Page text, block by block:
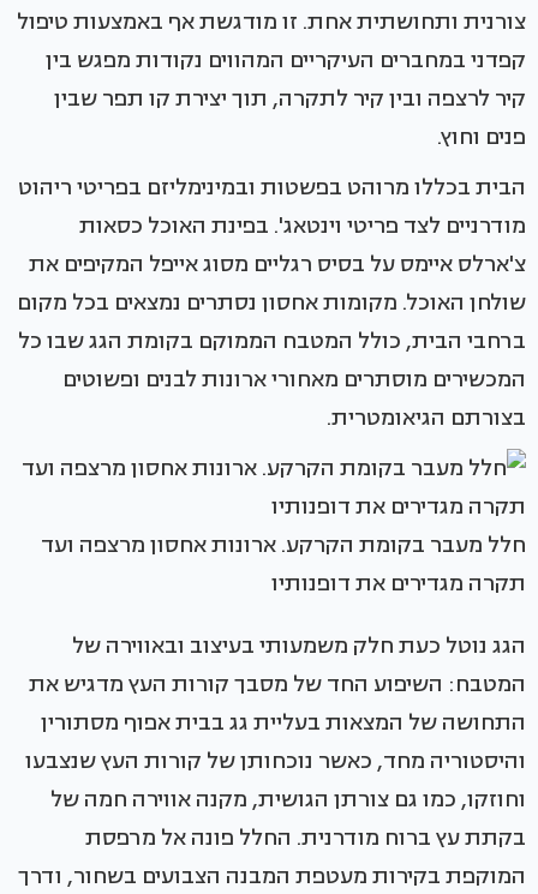
צורנית ותחושתית אחת. זו מודגשת אף באמצעות טיפול
קפדני במחברים העיקריים המהווים נקודות מפגש בין
קיר לרצפה ובין קיר לתקרה, תוך יצירת קו תפר שבין
פנים וחוץ.
הבית בכללו מרוהט בפשטות ובמינימליזם בפריטי ריהוט
מודרניים לצד פריטי וינטאג'. בפינת האוכל כסאות
צ'ארלס איימס על בסיס רגליים מסוג אייפל המקיפים את
שולחן האוכל. מקומות אחסון נסתרים נמצאים בכל מקום
ברחבי הבית, כולל המטבח הממוקם בקומת הגג שבו כל
המכשירים מוסתרים מאחורי ארונות לבנים ופשוטים
בצורתם הגיאומטרית.
חלל מעבר בקומת הקרקע. ארונות אחסון מרצפה ועד
תקרה מגדירים את דופנותיו
הגג נוטל כעת חלק משמעותי בעיצוב ובאווירה של
המטבח: השיפוע החד של מסבך קורות העץ מדגיש את
התחושה של המצאות בעליית גג בבית אפוף מסתורין
והיסטוריה מחד, כאשר נוכחותן של קורות העץ שנצבעו
וחוזקו, כמו גם צורתן הגושית, מקנה אווירה חמה של
בקתת עץ ברוח מודרנית. החלל פונה אל מרפסת
המוקפת בקירות מעטפת המבנה הצבועים בשחור, ודרך